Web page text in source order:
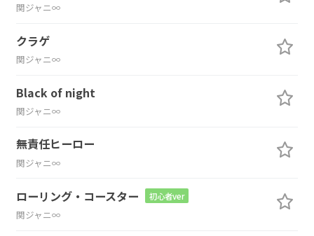
関ジャニ∞
クラゲ
関ジャニ∞
Black of night
関ジャニ∞
無責任ヒーロー
関ジャニ∞
ローリング・コースター 初心者ver
関ジャニ∞